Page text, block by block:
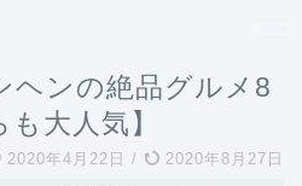
ヘンの絶品グルメ8
大人気】
2020年4月22日 / 2020年8月27日